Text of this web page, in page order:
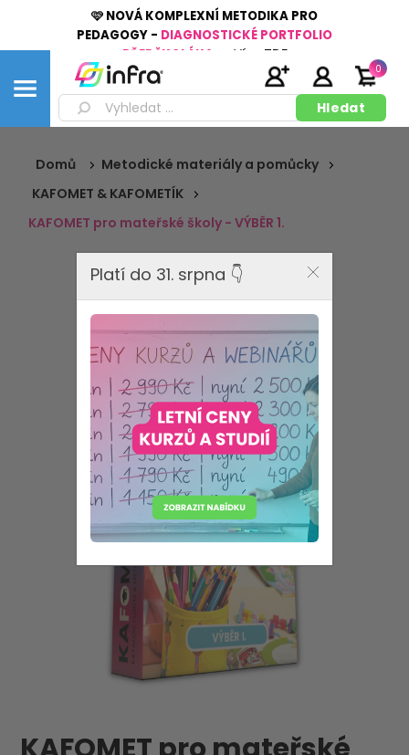
🩷 NOVÁ KOMPLEXNÍ METODIKA PRO
PEDAGOGY - DIAGNOSTICKÉ PORTFOLIO
PŘEDŠKOLÁKA
Více ZDE
0
Domů
Metodické materiály a pomůcky
KAFOMET & KAFOMETÍK
KAFOMET pro mateřské školy - VÝBĚR 1.
Platí do 31. srpna 👇